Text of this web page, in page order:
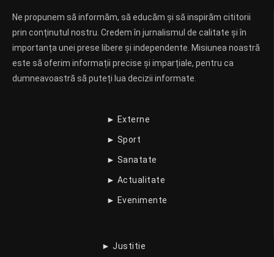
Ne propunem să informăm, să educăm și să inspirăm cititorii
prin conținutul nostru. Credem în jurnalismul de calitate și în
importanța unei prese libere și independente. Misiunea noastră
este să oferim informații precise și imparțiale, pentru ca
dumneavoastră să puteți lua decizii informate.
► Externe
► Sport
► Sanatate
► Actualitate
► Evenimente
► Justitie